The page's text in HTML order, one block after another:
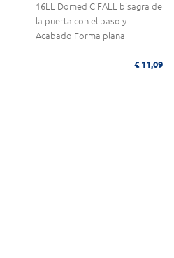
16LL Domed CiFALL bisagra de
la puerta con el paso y
Acabado Forma plana
€ 11,09